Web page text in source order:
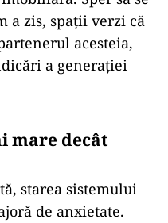
a zis, spații verzi că
acesteia,
a generației
mare decât
starea sistemului
de anxietate.